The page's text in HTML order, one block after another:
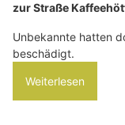
zur Straße
Unbekannte hatten
beschädigt.
Weiterlesen